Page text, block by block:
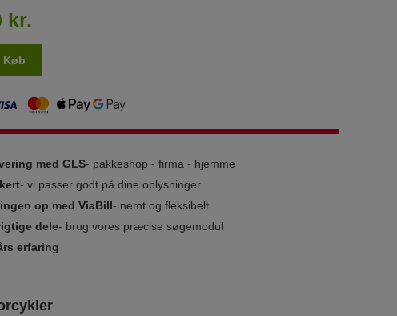
kr.
Køb
med GLS- pakkeshop - firma - hjemme
- vi passer godt på dine oplysninger
op med ViaBill- nemt og fleksibelt
dele- brug vores præcise søgemodul
erfaring